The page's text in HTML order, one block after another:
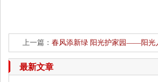
上一篇： 春风添新绿 阳光护家园——阳光
下
最新文章